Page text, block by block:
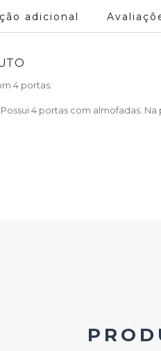
adicional
4 portas.
4 portas com almofadas.